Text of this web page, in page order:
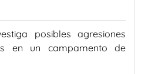
posibles agresiones
en un campamento de